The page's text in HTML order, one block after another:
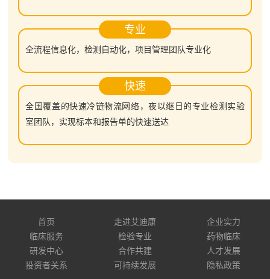
专业
全流程信息化，检测自动化，项目管理团队专业化
快速
全国覆盖的快速冷链物流网络，夜以继日的专业检测实验
室团队，实现标本和报告单的快速送达
首页 走进艾迪康
企业实力
临床服务
检验专业
药物临床
研发中心
合作共建
人才发展
投资者关系
可持续发展 隐私政策